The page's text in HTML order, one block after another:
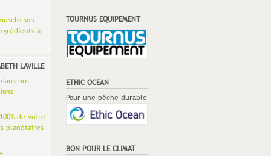
son
à
LAVILLE
nos
de votre
planétaires
TOURNUS EQUIPEMENT
ETHIC OCEAN
Pour une pêche durable
BON POUR LE CLIMAT